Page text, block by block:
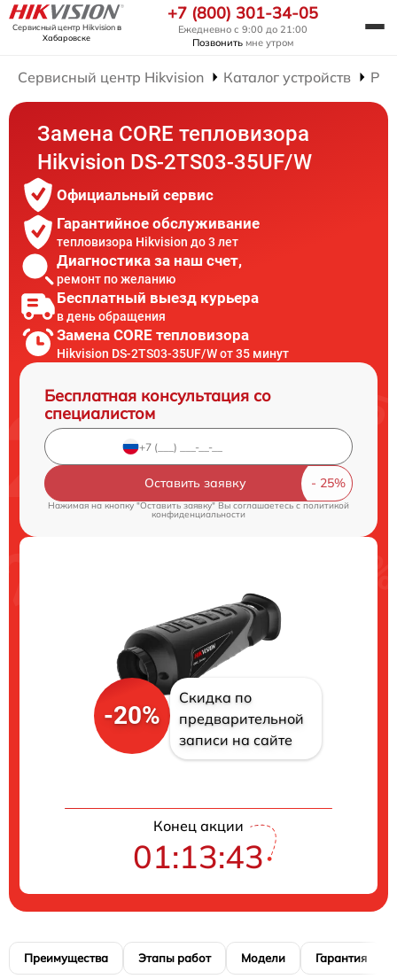
Сервисный центр Hikvisionв
Хабаровске
+7 (800) 301-34-05
Ежедневно с 9:00 до 21:00
Позвонить мне утром
Сервисный центр Hikvision Каталог устройств
Замена CORE тепловизора
Hikvision DS-2TS03-35UF/W
Официальный сервис
Гарантийное обслуживание
тепловизора Hikvision до 3 лет
Диагностика за наш счет,
ремонт по желанию
Бесплатный выезд курьера
в день обращения
Замена CORE тепловизора
Hikvision DS-2TS03-35UF/W от 35 минут
Бесплатная консультация со
специалистом
Оставить заявку
Нажимая на кнопку "Оставить заявку" Вы соглашаетесь cполитикой
конфиденциальности
-20%
Скидка по
предварительной
записи на сайте
Конец акции
01:13:42
Преимущества Этапы работ Модели Гарантия